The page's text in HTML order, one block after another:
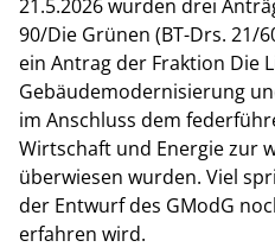
21.5.2026 wurden drei
90/Die Grünen (BT-Drs. 21/
ein Antrag der Fraktion Die
Gebäudemodernisierung
im Anschluss dem
Wirtschaft und Energie zur
überwiesen wurden. Viel
der Entwurf des GModG
erfahren wird.